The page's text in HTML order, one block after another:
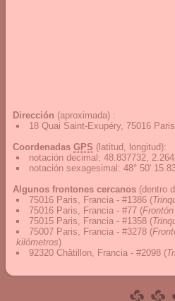
Dirección (aproximada) :
18 Quai Saint-Exupéry, 75016
Coordenadas GPS (latitud, longitud):
notación decimal : 48.837732,
notación sexagesimal : 48° 50'
Algunos frontones cercanos (dentro
75016 Paris, Francia - #1386 (
75016 Paris, Francia - #77 (
75015 Paris, Francia - #1358 (
75007 Paris, Francia - #3278 (
kilómetros)
92320 Châtillon, Francia - #2098 (